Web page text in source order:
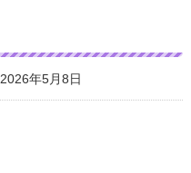
2026年5月8日